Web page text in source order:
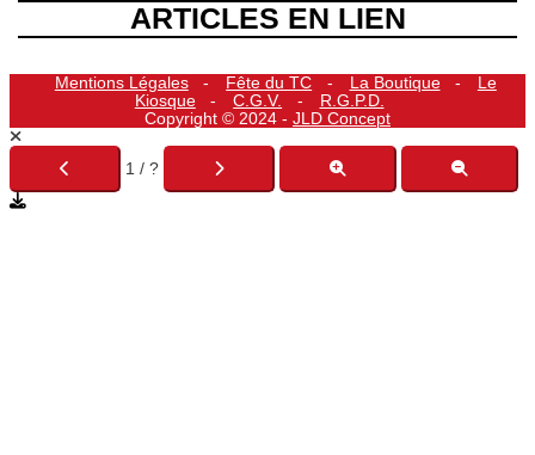
ARTICLES EN LIEN
Mentions Légales Fête du TC La Boutique
Le
Kiosque
C.G.V.
R.G.P.D.
Copyright © 2024 - JLD Concept
1 / ?